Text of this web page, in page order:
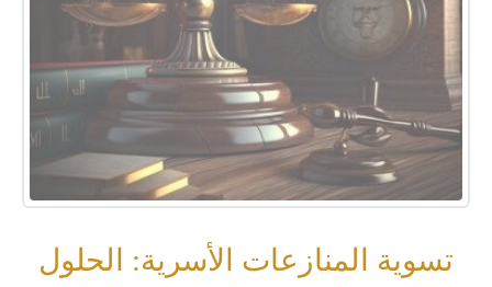
تسوية المنازعات الأسرية: الحلول